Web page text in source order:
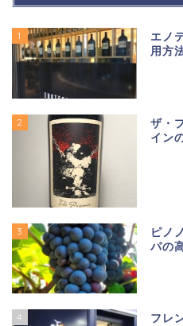
1
エノ
用方
2
ザ・
イン
3
ピノ
パの
4
フレ